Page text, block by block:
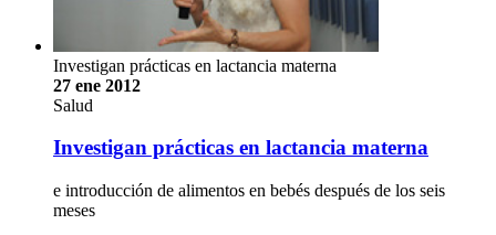
Investigan prácticas en lactancia materna
27 ene 2012
Salud
Investigan prácticas en lactancia materna
e introducción de alimentos en bebés después de los seis
meses